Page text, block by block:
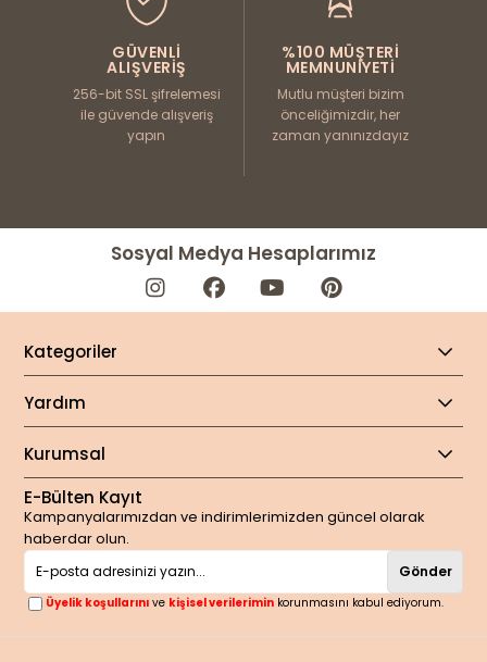
GÜVENLI
ALIŞVERIŞ
256-bit SSL şifrelemesi
ile güvende alışveriş
yapın
%100 MÜŞTERI
MEMNUNIYETI
Mutlu müşteri bizim
önceliğimizdir, her
zaman yanınızdayız
Sosyal Medya Hesaplarımız
Kategoriler
Yardım
Kurumsal
E-Bülten Kayıt
Kampanyalarımızdan ve indirimlerimizden güncel olarak
haberdar olun.
Gönder
Üyelik koşullarını ve kişisel verilerimin korunmasını kabul ediyorum.